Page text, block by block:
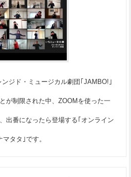
ジド・ミュージカル劇団｢JAMBO!｣
が制限された中、ZOOMを使った一
出番になったら登場する｢オンライン
タタ｣です。